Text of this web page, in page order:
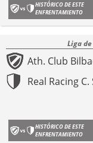
HISTÓRICO DE ESTE
ENFRENTAMIENTO
Liga
Ath. Club
Real Racing
HISTÓRICO DE ESTE
ENFRENTAMIENTO